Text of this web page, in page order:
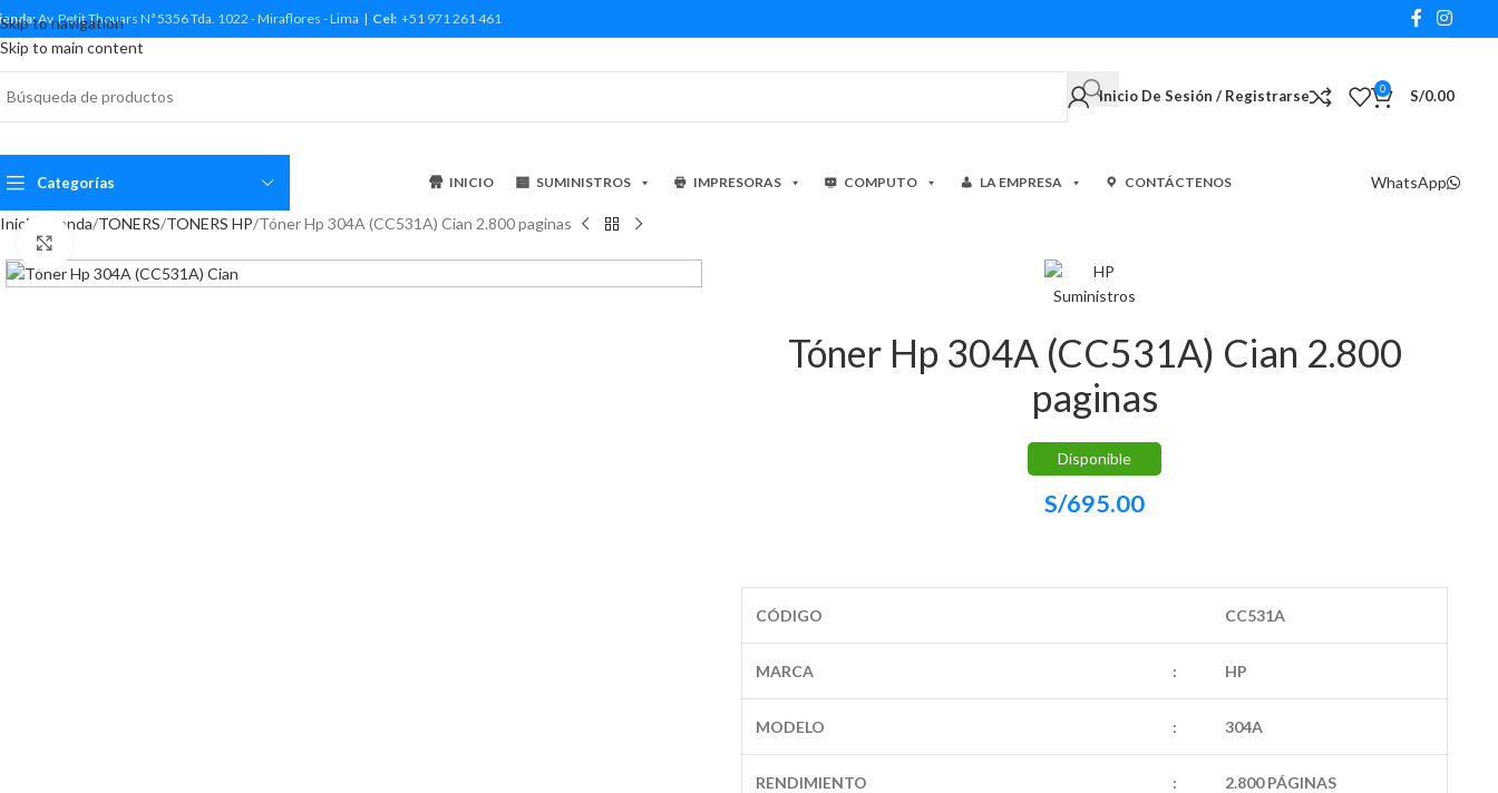
Skip to navigation
Skip to main content
Av. Petit Thouars Nª 5356 Tda. 1022 - Miraflores - Lima | Cel: +51 971 261 461
Inicio De Sesión / Registrarse 0 S/0.00
Categorías INICIO SUMINISTROS IMPRESORAS COMPUTO LA EMPRESA CONTÁCTENOS WhatsApp
Inicio Tienda TONERS TONERS HP Tóner Hp 304A (CC531A) Cian 2.800 paginas
Tóner Hp 304A (CC531A) Cian 2.800
paginas
Disponible
S/695.00
CÓDIGO CC531A
MARCA : HP
MODELO : 304A
RENDIMIENTO : 2.800 PÁGINAS